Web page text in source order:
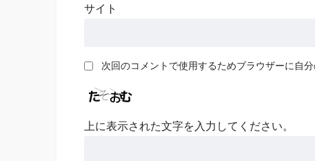
サイト
次回のコメントで使用するためブラウザーに自
上に表示された文字を入力してください。